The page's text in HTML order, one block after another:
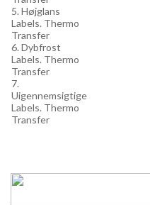
5. Højglans
Labels. Thermo
Transfer
6. Dybfrost
Labels. Thermo
Transfer
7.
Uigennemsigtige
Labels. Thermo
Transfer